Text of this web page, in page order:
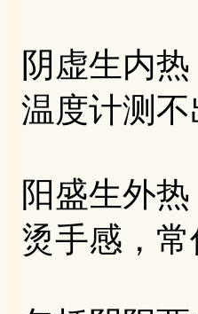
阴虚生内
温度计测不
阳盛生外
烫手感，